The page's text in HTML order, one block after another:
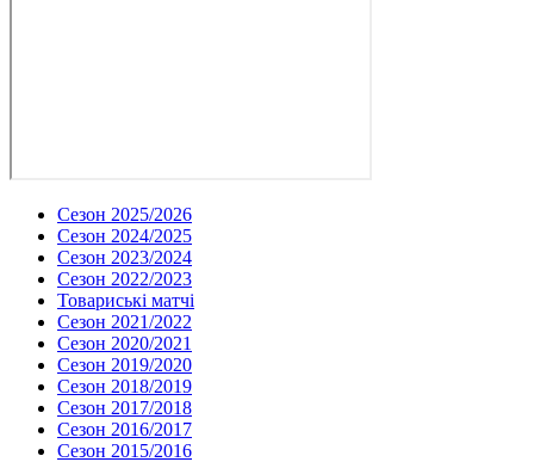
Сезон 2025/2026
Сезон 2024/2025
Сезон 2023/2024
Сезон 2022/2023
Товариські матчі
Сезон 2021/2022
Сезон 2020/2021
Сезон 2019/2020
Сезон 2018/2019
Сезон 2017/2018
Сезон 2016/2017
Сезон 2015/2016